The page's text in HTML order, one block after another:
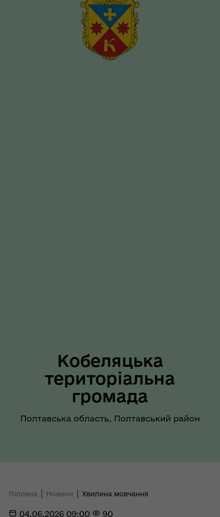
Кобеляцька
територіальна
громада
Полтавська область, Полтавський район
Головна Новини Хвилина мовчання
04.06.2026 09:00 90